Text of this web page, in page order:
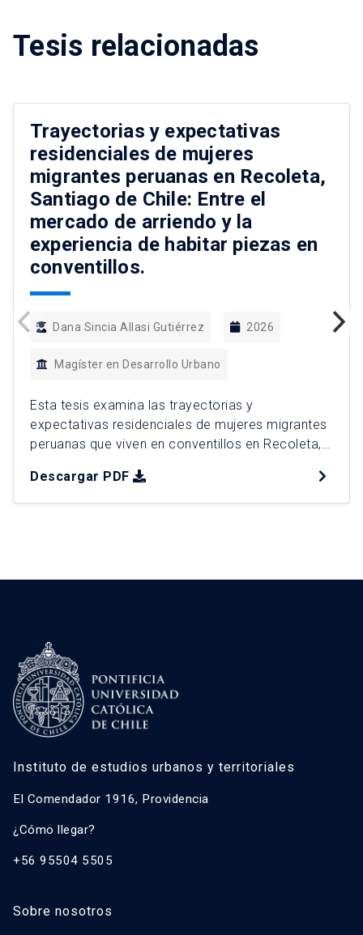
Tesis relacionadas
Trayectorias y expectativas
residenciales de mujeres
migrantes peruanas en Recoleta,
Santiago de Chile: Entre el
mercado de arriendo y la
experiencia de habitar piezas en
conventillos.
Dana Sincia Allasi Gutiérrez 2026
Magíster en Desarrollo Urbano
Esta tesis examina las trayectorias y
expectativas residenciales de mujeres migrantes
peruanas que viven en conventillos en Recoleta,
de arriendo informal y la estructura urbana
influyen en su acceso a la vivienda. A partir de
Descargar PDF
Instituto de estudios urbanos y territoriales
El Comendador 1916, Providencia
¿Cómo llegar?
+56 95504 5505
Sobre nosotros